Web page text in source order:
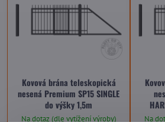
Kovová brána teleskopická
nesená Premium SP15 SINGLE
do výšky 1,5m
Na dotaz (dle vytížení výroby) Na